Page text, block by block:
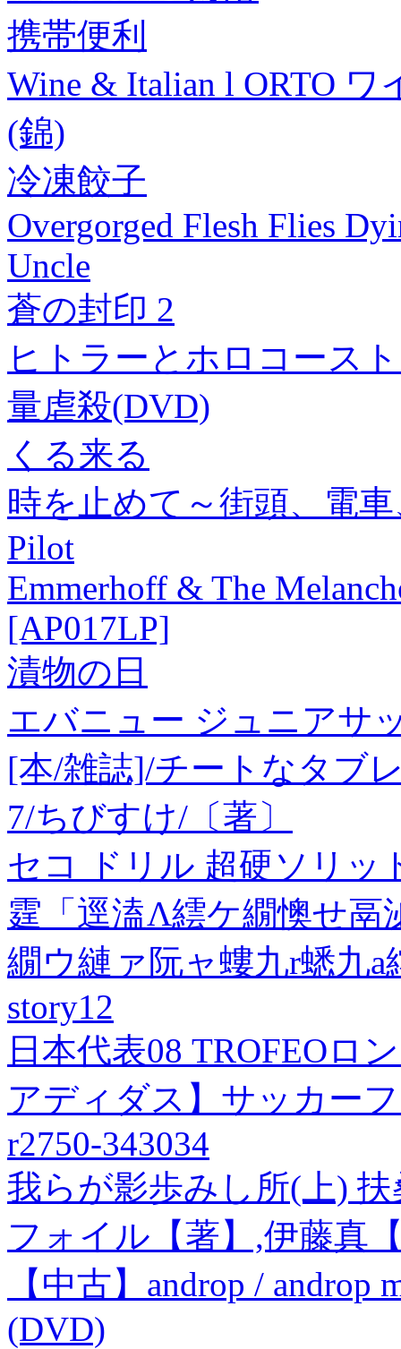
携帯便利
Wine & Italian l ORTO
(錦)
冷凍餃子
Overgorged Flesh Flies
Uncle
蒼の封印 2
ヒトラーとホロコース
量虐殺(DVD)
くる来る
時を止めて～街頭、電
Pilot
Emmerhoff & The
[AP017LP]
漬物の日
エバニュー ジュニアサ
[本/雑誌]/チートなタブ
7/ちびすけ/〔著〕
セコ ドリル 超硬ソリッ
霆「逕溘Λ繧ケ繝懊せ鬲
繝ウ縺ァ阮ャ螻九r蟋九
story12
日本代表08 TROFEOロ
アディダス】サッカー
r2750-343034
我らが影歩みし所(上)
フォイル【著】,伊藤真
【中古】androp / androp
(DVD)